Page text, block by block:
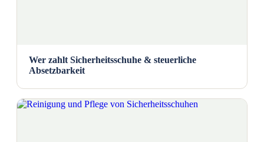
Wer zahlt Sicherheitsschuhe & steuerliche
Absetzbarkeit